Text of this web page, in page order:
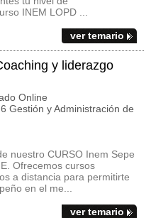
INEM LOPD ...
ver temario
y liderazgo
Online
Gestión y Administración de
nuestro CURSO Inem Sepe
Ofrecemos cursos
a distancia para permitirte
en el me...
ver temario